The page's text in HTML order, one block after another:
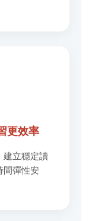
更效率
建立穩定讀
間彈性安